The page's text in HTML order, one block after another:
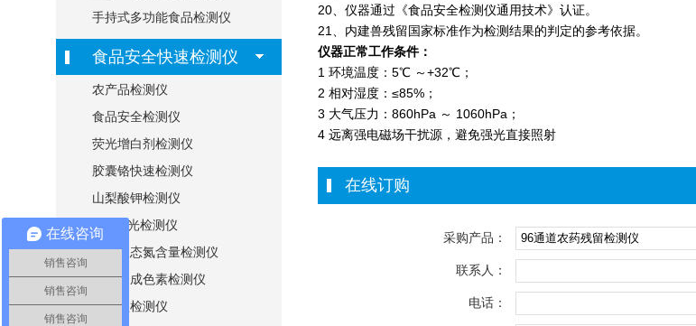
手持式多功能食品检测仪
食品安全快速检测仪
农产品检测仪
食品安全检测仪
荧光增白剂检测仪
胶囊铬快速检测仪
山梨酸钾检测仪
ATP荧光检测仪
氨基酸态氮含量检测仪
食用合成色素检测仪
硝酸盐检测仪
20、仪器通过《食品安全检测仪通用技术》认证。
21、内建兽残留国家标准作为检测结果的判定的参考依据。
仪器正常工作条件：
1 环境温度：5℃ ～+32℃；
2 相对湿度：≤85%；
3 大气压力：860hPa ～ 1060hPa；
4 远离强电磁场干扰源，避免强光直接照射
在线订购
采购产品：
联系人：
电话：
在线咨询
销售咨询
销售咨询
销售咨询